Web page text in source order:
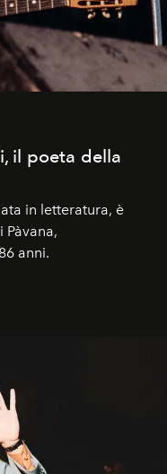
il poeta della
in letteratura, è
anni.